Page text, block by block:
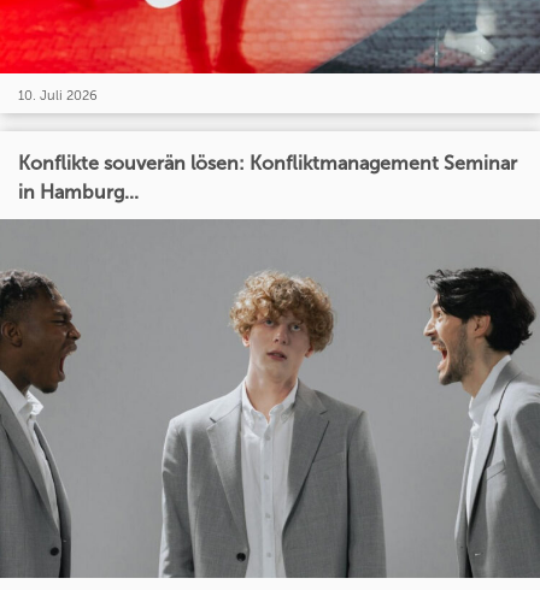
10. Juli 2026
Konflikte souverän lösen: Konfliktmanagement Seminar
in Hamburg...